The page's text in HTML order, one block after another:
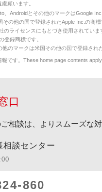
願います。
、Androidとその他のマークはGoogle
の他の国で登録されたApple Inc.の商標
のライセンスにもとづき使用されていま
登録商標です。
のマークは米国その他の国で登録され
です。These home page contents
口
相談は、よりスムーズな
談センター
860